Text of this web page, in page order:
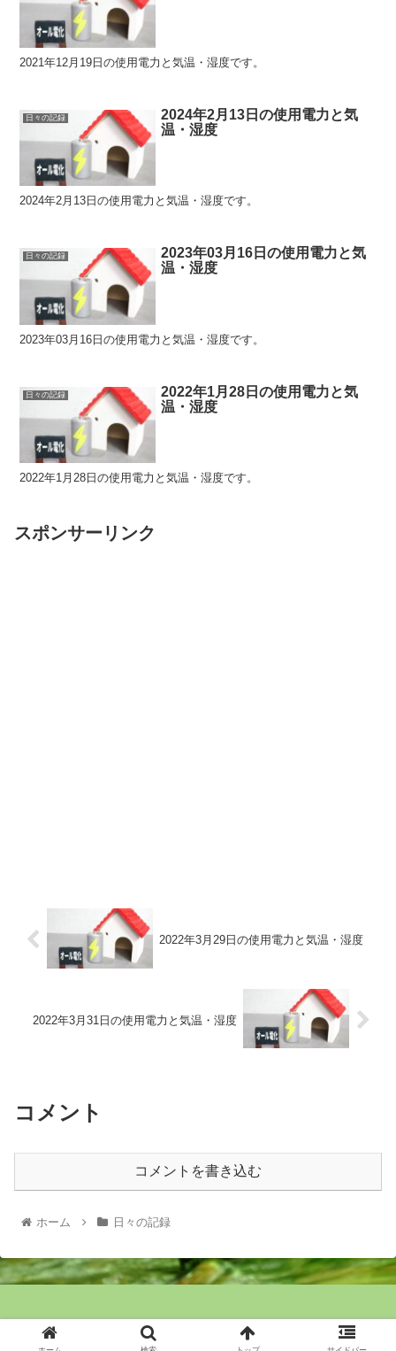
2021年12月19日の使用電力と気温・湿度です。
日々の記録
2024年2月13日の使用電力と気
温・湿度
2024年2月13日の使用電力と気温・湿度です。
日々の記録
2023年03月16日の使用電力と気
温・湿度
2023年03月16日の使用電力と気温・湿度です。
日々の記録
2022年1月28日の使用電力と気
温・湿度
2022年1月28日の使用電力と気温・湿度です。
スポンサーリンク
2022年3月29日の使用電力と気温・湿度
2022年3月31日の使用電力と気温・湿度
コメント
コメントを書き込む
ホーム 日々の記録
© 2020 FPの家で家を建てる.